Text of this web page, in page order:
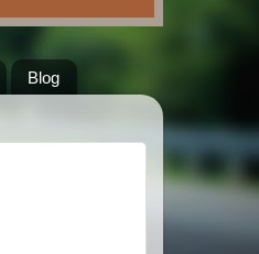
Blog